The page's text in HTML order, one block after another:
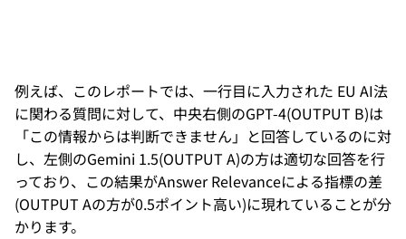
例えば、このレポートでは、一行目に入力された EU AI法
に関わる質問に対して、中央右側のGPT-4(OUTPUT B)は
「この情報からは判断できません」と回答しているのに対
し、左側のGemini 1.5(OUTPUT A)の方は適切な回答を行
っており、この結果がAnswer Relevanceによる指標の差
(OUTPUT Aの方が0.5ポイント高い)に現れていることが分
かります。